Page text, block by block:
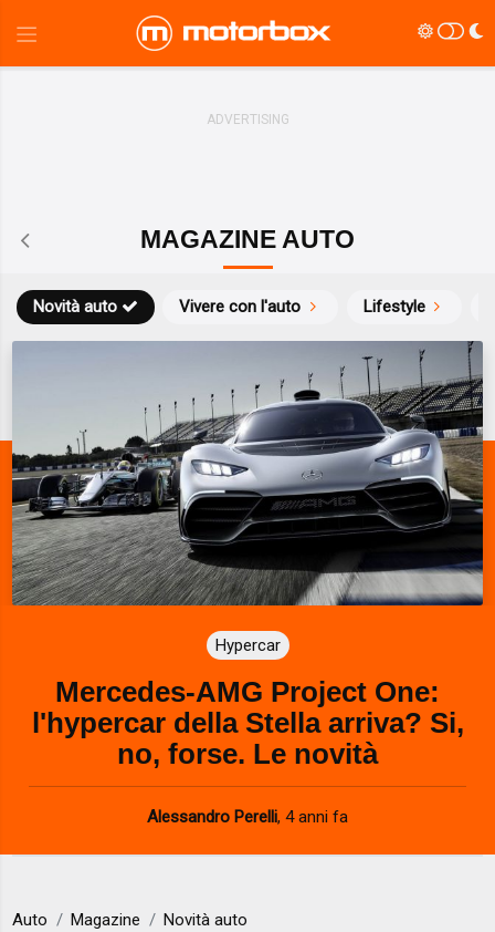
MAGAZINE AUTO
Novità auto Vivere con l'auto Lifestyle
Hypercar
Mercedes-AMG Project One:
l'hypercar della Stella arriva? Si,
no, forse. Le novità
Alessandro Perelli, 4 anni fa
Auto Magazine Novità auto